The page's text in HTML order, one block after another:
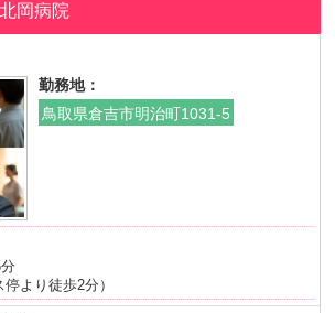
北岡病院
勤務地：
鳥取県倉吉市明治町1031-5
より徒歩2分）